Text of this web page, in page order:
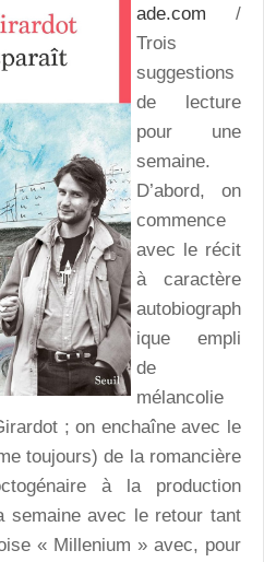
ade.com /
Trois
suggestions
de lecture
pour une
semaine.
D’abord, on
commence
avec le récit
à caractère
autobiograph
ique empli
de
mélancolie
; on enchaîne avec le
toujours) de la romancière
à la production
semaine avec le retour tant
« Millenium » avec, pour